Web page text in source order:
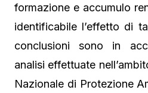
formazione e accumulo
identificabile l’effetto di
conclusioni sono in
analisi effettuate
Nazionale di Protezione